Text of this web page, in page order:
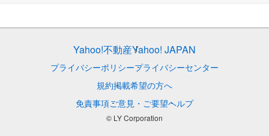
浜松市
京都市
神戸市
中古一戸建て
土地
Yahoo!不動産Yahoo! JAPAN
プライバシーポリシープライバシーセンター
規約掲載希望の方へ
免責事項ご意見・ご要望ヘルプ
© LY Corporation